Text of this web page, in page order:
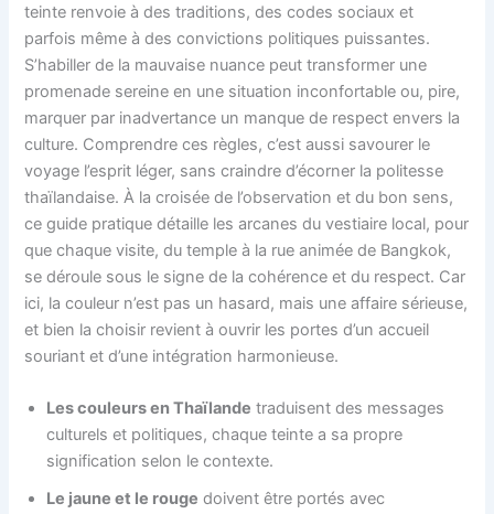
teinte renvoie à des traditions, des codes sociaux et
parfois même à des convictions politiques puissantes.
S’habiller de la mauvaise nuance peut transformer une
promenade sereine en une situation inconfortable ou, pire,
marquer par inadvertance un manque de respect envers la
culture. Comprendre ces règles, c’est aussi savourer le
voyage l’esprit léger, sans craindre d’écorner la politesse
thaïlandaise. À la croisée de l’observation et du bon sens,
ce guide pratique détaille les arcanes du vestiaire local, pour
que chaque visite, du temple à la rue animée de Bangkok,
se déroule sous le signe de la cohérence et du respect. Car
ici, la couleur n’est pas un hasard, mais une affaire sérieuse,
et bien la choisir revient à ouvrir les portes d’un accueil
souriant et d’une intégration harmonieuse.
Les couleurs en Thaïlande traduisent des messages
culturels et politiques, chaque teinte a sa propre
signification selon le contexte.
Le jaune et le rouge doivent être portés avec